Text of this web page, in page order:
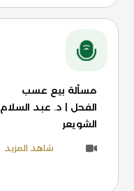
مسألة بيع عسب
الفحل | د. عبد السلام
الشويعر
شاهد المزيد